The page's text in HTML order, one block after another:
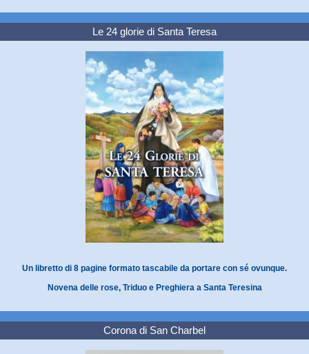
Le 24 glorie di Santa Teresa
Un libretto di 8 pagine formato tascabile da portare con sé ovunque.
Novena delle rose, Triduo e Preghiera a Santa Teresina
Corona di San Charbel